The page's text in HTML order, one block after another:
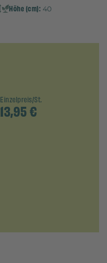
Höhe (cm): 40
Einzelpreis/St.
13,95€